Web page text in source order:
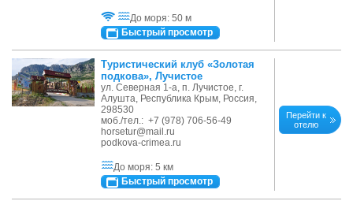
До моря: 50 м
Быстрый просмотр
Туристический клуб «Золотая
подкова», Лучистое
ул. Северная 1-а, п. Лучистое, г.
Алушта, Республика Крым, Россия,
298530
моб./тел.: +7 (978) 706-56-49
horsetur@mail.ru
podkova-crimea.ru
До моря: 5 км
Быстрый просмотр
Перейти к
отелю